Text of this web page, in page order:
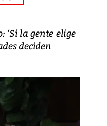
‘Si la gente elige
deciden